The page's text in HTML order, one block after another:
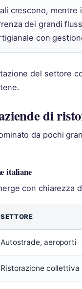
crescono,
dei grandi
con
del settore
di
da pochi
italiane
con chiarezza
SETTORE
Autostrade, aeroporti
Ristorazione